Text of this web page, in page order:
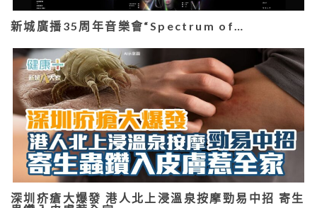
新城廣播35周年音樂會“Spectrum of…
深圳疥瘡大爆發 港人北上浸溫泉按摩勁易中招 寄生